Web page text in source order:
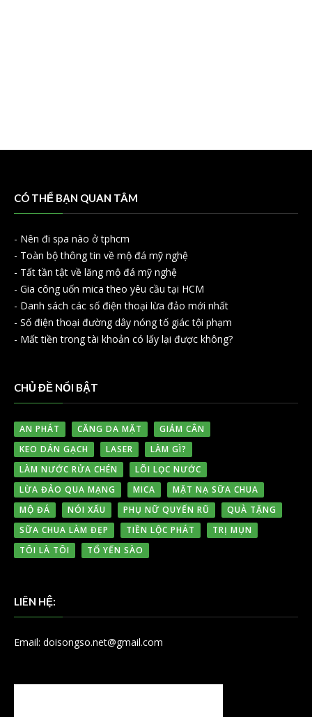
CÓ THỂ BẠN QUAN TÂM
- Nên đi spa nào ở tphcm
- Toàn bộ thông tin về mộ đá mỹ nghệ
- Tất tần tật về lăng mộ đá mỹ nghệ
- Gia công uốn mica theo yêu cầu tại HCM
- Danh sách các số điện thoại lừa đảo mới nhất
- Số điện thoại đường dây nóng tố giác tội phạm
- Mất tiền trong tài khoản có lấy lại được không?
CHỦ ĐỀ NỔI BẬT
AN PHÁT CĂNG DA MẶT
GIẢM CÂN
KEO DÁN GẠCH
LASER
LÀM GÌ?
LÀM NƯỚC RỬA CHÉN
LÕI LỌC NƯỚC
LỪA ĐẢO QUA MẠNG
MICA
MẶT NẠ SỮA CHUA
MỘ ĐÁ
NÓI XẤU PHỤ NỮ QUYẾN RŨ
QUÀ TẶNG
SỮA CHUA LÀM ĐẸP
TIỀN LỘC PHÁT
TRỊ MỤN
TÔI LÀ TÔI
TỔ YẾN SÀO
LIÊN HỆ:
Email: doisongso.net@gmail.com